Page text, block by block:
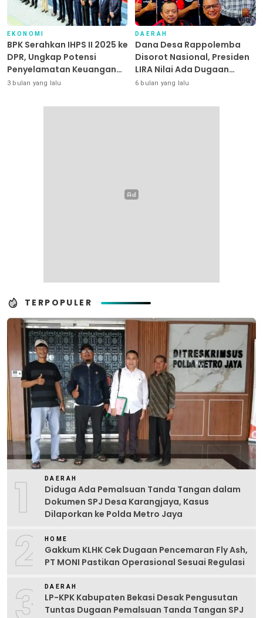
EKONOMI
BPK Serahkan IHPS II 2025 ke
DPR, Ungkap Potensi
Penyelamatan Keuangan
Negara Puluhan Triliun
3 bulan yang lalu
DAERAH
Dana Desa Rappolemba
Disorot Nasional, Presiden
LIRA Nilai Ada Dugaan
Abuse of Power
6 bulan yang lalu
TERPOPULER
1 DAERAH
Diduga Ada Pemalsuan Tanda Tangan dalam
Dokumen SPJ Desa Karangjaya, Kasus
Dilaporkan ke Polda Metro Jaya
2 HOME
Gakkum KLHK Cek Dugaan Pencemaran Fly Ash,
PT MONI Pastikan Operasional Sesuai Regulasi
3 DAERAH
LP-KPK Kabupaten Bekasi Desak Pengusutan
Tuntas Dugaan Pemalsuan Tanda Tangan SPJ